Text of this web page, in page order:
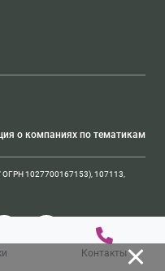
о компаниях по тематикам
1027700167153), 107113,
Контакты